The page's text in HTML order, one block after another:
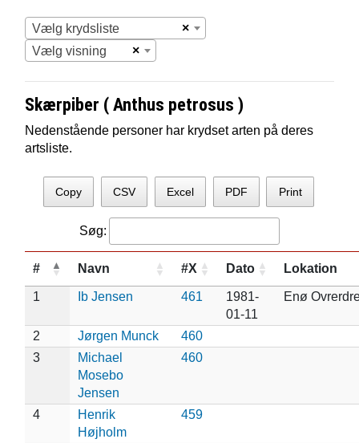
×
Vælg krydsliste
×
Vælg visning
Skærpiber ( Anthus petrosus )
Nedenstående personer har krydset arten på deres
artsliste.
Copy CSV Excel PDF Print
Søg:
# Navn #X Dato Lokation
1 Ib Jensen 461
1981-
01-11
Enø
2 Jørgen Munck
460
3
Michael
Mosebo
Jensen
460
4
Henrik
Højholm
459